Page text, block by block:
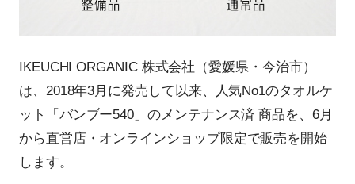
IKEUCHI ORGANIC 株式会社（愛媛県・今治市）
は、2018年3月に発売して以来、人気No1のタオルケ
ット「バンブー540」のメンテナンス済 商品を、6月
から直営店・オンラインショップ限定で販売を開始
します。